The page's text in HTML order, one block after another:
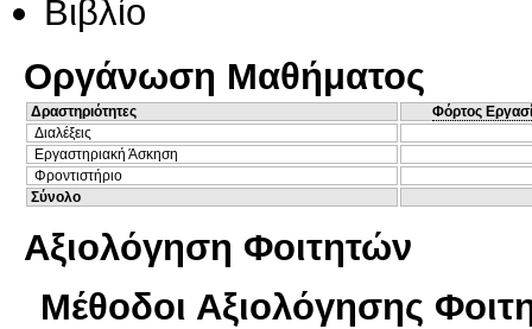
Βιβλίο
Οργάνωση Μαθήματος
Δραστηριότητες
Φόρτος
Διαλέξεις
Εργαστηριακή Άσκηση
Φροντιστήριο
Σύνολο
Αξιολόγηση Φοιτητών
Μέθοδοι Αξιολόγησης